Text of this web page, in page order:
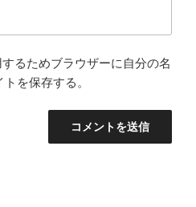
るためブラウザーに自分の名
を保存する。